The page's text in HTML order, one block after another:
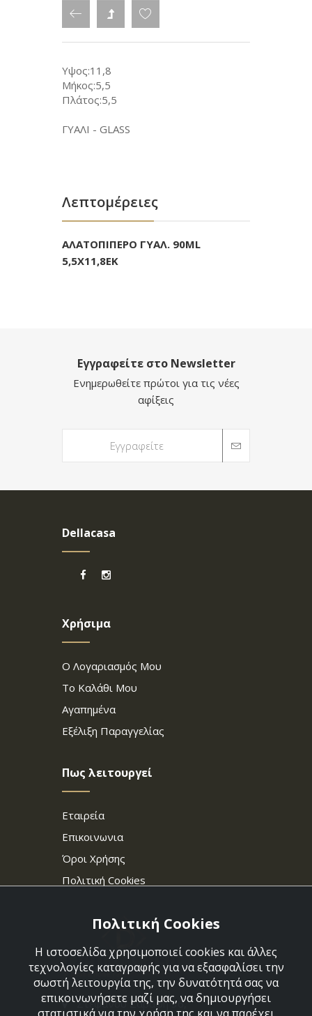
Υψος:11,8
Μήκος:5,5
Πλάτος:5,5
ΓΥΑΛΙ - GLASS
Λεπτομέρειες
ΑΛΑΤΟΠΙΠΕΡΟ ΓΥΑΛ. 90ML
5,5Χ11,8ΕΚ
Εγγραφείτε στο Newsletter
Ενημερωθείτε πρώτοι για τις νέες
αφίξεις
Dellacasa
Χρήσιμα
Ο Λογαριασμός Μου
Το Καλάθι Μου
Αγαπημένα
Εξέλιξη Παραγγελίας
Πως λειτουργεί
Εταιρεία
Επικοινωνια
Όροι Χρήσης
Πολιτική Cookies
Στεφάνου Σαράφη 36,
Πολιτική Cookies
Η ιστοσελίδα χρησιμοποιεί cookies και άλλες
τεχνολογίες καταγραφής για να εξασφαλίσει την
σωστή λειτουργία της, την δυνατότητά σας να
επικοινωνήσετε μαζί μας, να δημιουργήσει